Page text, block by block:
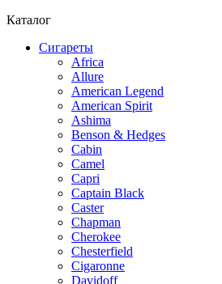
Каталог
Сигареты
Africa
Allure
American Legend
American Spirit
Ashima
Benson & Hedges
Cabin
Camel
Capri
Captain Black
Caster
Chapman
Cherokee
Chesterfield
Cigaronne
Davidoff